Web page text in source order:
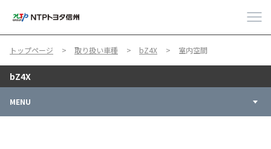
トップページ 取り扱い車種 bZ4X 室内空間
bZ4X
MENU